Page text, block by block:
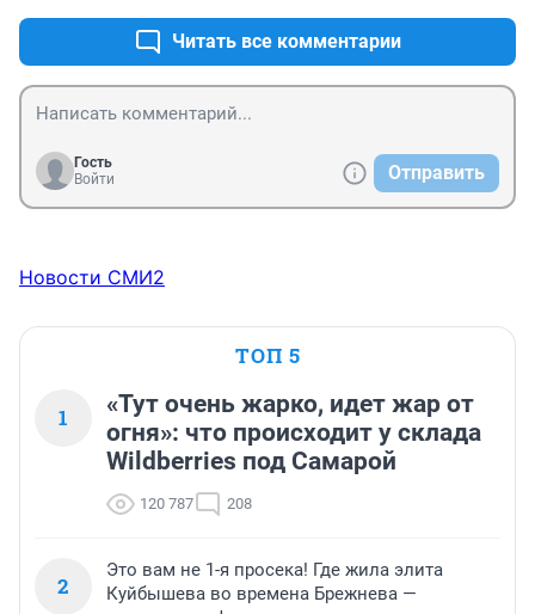
Читать все комментарии
Гость
Войти
Отправить
Новости СМИ2
ТОП 5
1
«Тут очень жарко, идет жар от
огня»: что происходит у склада
Wildberries под Самарой
120 787 208
2
Это вам не 1-я просека! Где жила элита
Куйбышева во времена Брежнева —